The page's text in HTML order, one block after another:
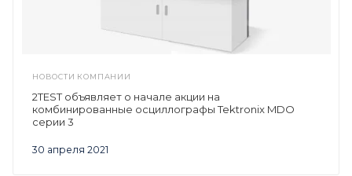
НОВОСТИ КОМПАНИИ
30 апреля 2021
2TEST объявляет о начале акции на
комбинированные осциллографы Tektronix MDO
серии 3